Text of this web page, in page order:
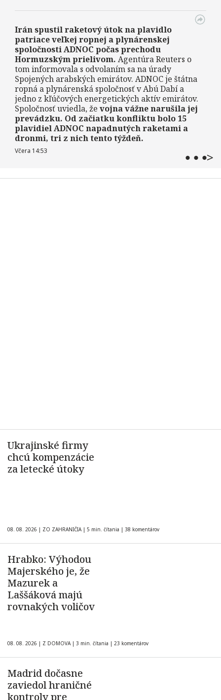
Irán spustil raketový útok na plavidlo
patriace veľkej ropnej a plynárenskej
spoločnosti ADNOC počas prechodu
Hormuzským prielivom. Agentúra Reuters o
tom informovala s odvolaním sa na úrady
Spojených arabských emirátov. ADNOC je štátna
ropná a plynárenská spoločnosť v Abú Dabí a
jedno z kľúčových energetických aktív emirátov.
Spoločnosť uviedla, že vojna vážne narušila jej
prevádzku. Od začiatku konfliktu bolo 15
plavidiel ADNOC napadnutých raketami a
dronmi, tri z nich tento týždeň.
Včera 14:53
⬤ ⬤ ⬤>
Ukrajinské firmy
chcú kompenzácie
za letecké útoky
08. 08. 2026 | ZO ZAHRANIČIA | 5 min. čítania | 38 komentárov
Hrabko: Výhodou
Majerského je, že
Mazurek a
Laššáková majú
rovnakých voličov
08. 08. 2026 | Z DOMOVA | 3 min. čítania | 23 komentárov
Madrid dočasne
zaviedol hraničné
kontroly pre